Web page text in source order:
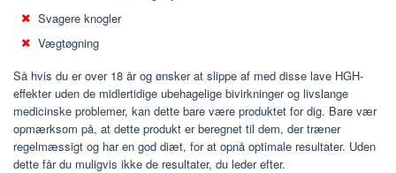
Svagere knogler
Vægtøgning
Så hvis du er over 18 år og ønsker at slippe af med disse lave HGH-
effekter uden de midlertidige ubehagelige bivirkninger og livslange
medicinske problemer, kan dette bare være produktet for dig. Bare vær
opmærksom på, at dette produkt er beregnet til dem, der træner
regelmæssigt og har en god diæt, for at opnå optimale resultater. Uden
dette får du muligvis ikke de resultater, du leder efter.